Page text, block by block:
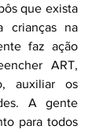
que exista
crianças na
faz ação
ART,
auxiliar os
A gente
para todos